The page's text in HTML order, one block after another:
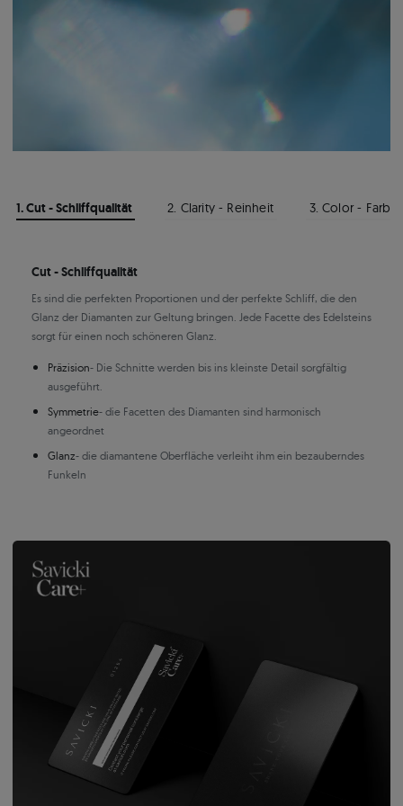
1. Cut - Schliffqualität 2. Clarity - Reinheit 3. Color - Farbe
Cut - Schliffqualität
Es sind die perfekten Proportionen und der perfekte Schliff, die den
Glanz der Diamanten zur Geltung bringen. Jede Facette des Edelsteins
sorgt für einen noch schöneren Glanz.
Präzision- Die Schnitte werden bis ins kleinste Detail sorgfältig
ausgeführt.
Symmetrie- die Facetten des Diamanten sind harmonisch
angeordnet
Glanz- die diamantene Oberfläche verleiht ihm ein bezauberndes
Funkeln